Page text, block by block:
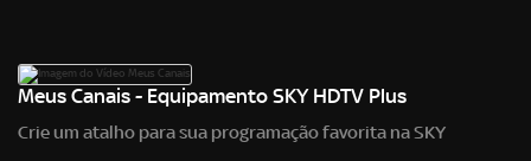
Meus Canais - Equipamento SKY HDTV Plus
Crie um atalho para sua programação favorita na SKY